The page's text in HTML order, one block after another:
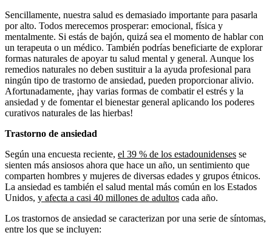
Sencillamente, nuestra salud es demasiado importante para pasarla
por alto. Todos merecemos prosperar: emocional, física y
mentalmente. Si estás de bajón, quizá sea el momento de hablar con
un terapeuta o un médico. También podrías beneficiarte de explorar
formas naturales de apoyar tu salud mental y general. Aunque los
remedios naturales no deben sustituir a la ayuda profesional para
ningún tipo de trastorno de ansiedad, pueden proporcionar alivio.
Afortunadamente, ¡hay varias formas de combatir el estrés y la
ansiedad y de fomentar el bienestar general aplicando los poderes
curativos naturales de las hierbas!
Trastorno de ansiedad
Según una encuesta reciente, el 39 % de los estadounidenses se
sienten más ansiosos ahora que hace un año, un sentimiento que
comparten hombres y mujeres de diversas edades y grupos étnicos.
La ansiedad es también el salud mental más común en los Estados
Unidos, y afecta a casi 40 millones de adultos cada año.
Los trastornos de ansiedad se caracterizan por una serie de síntomas,
entre los que se incluyen: